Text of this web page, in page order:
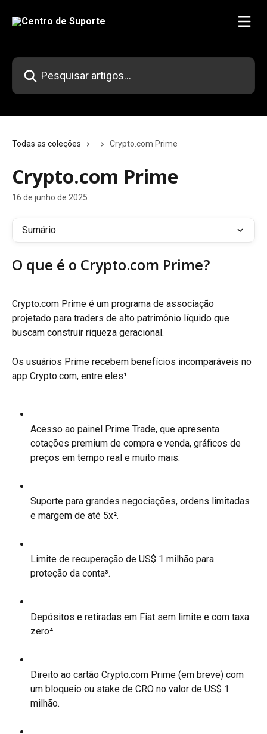
Pesquisar artigos...
Todas as coleções Crypto.com Prime
Crypto.com Prime
16 de junho de 2025
Sumário
O que é o Crypto.com Prime?
Crypto.com Prime é um programa de associação
projetado para traders de alto patrimônio líquido que
buscam construir riqueza geracional.
Os usuários Prime recebem benefícios incomparáveis no
app Crypto.com, entre eles¹:
Acesso ao painel Prime Trade, que apresenta
cotações premium de compra e venda, gráficos de
preços em tempo real e muito mais.
Suporte para grandes negociações, ordens limitadas
e margem de até 5x².
Limite de recuperação de US$ 1 milhão para
proteção da conta³.
Depósitos e retiradas em Fiat sem limite e com taxa
zero⁴.
Direito ao cartão Crypto.com Prime (em breve) com
um bloqueio ou stake de CRO no valor de US$ 1
milhão.